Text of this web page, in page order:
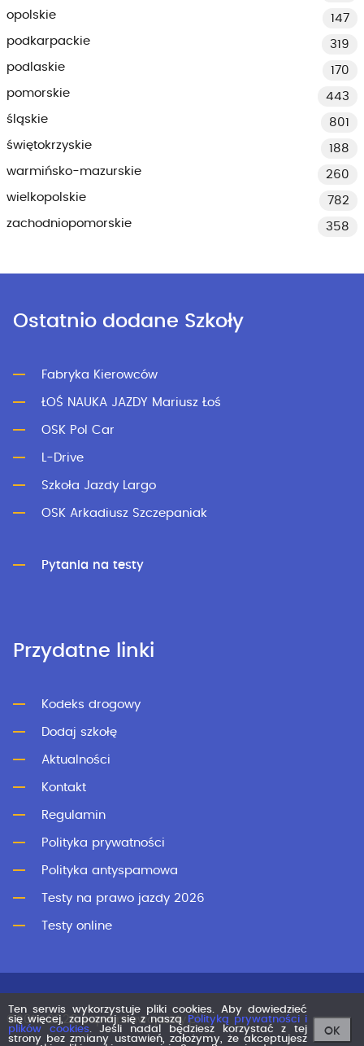
opolskie
147
podkarpackie
319
podlaskie
170
pomorskie
443
śląskie
801
świętokrzyskie
188
warmińsko-mazurskie
260
wielkopolskie
782
zachodniopomorskie
358
Ostatnio dodane Szkoły
Fabryka Kierowców
ŁOŚ NAUKA JAZDY Mariusz Łoś
OSK Pol Car
L-Drive
Szkoła Jazdy Largo
OSK Arkadiusz Szczepaniak
Pytania na testy
Przydatne linki
Kodeks drogowy
Dodaj szkołę
Aktualności
Kontakt
Regulamin
Polityka prywatności
Polityka antyspamowa
Testy na prawo jazdy 2026
Testy online
©2011-2026 superprawojazdy.pl
Ten serwis wykorzystuje pliki cookies. Aby dowiedzieć
się więcej, zapoznaj się z naszą
Polityką prywatności i
plików cookies. Jeśli nadal będziesz korzystać z tej
strony bez zmiany ustawień, założymy, że akceptujesz
OK